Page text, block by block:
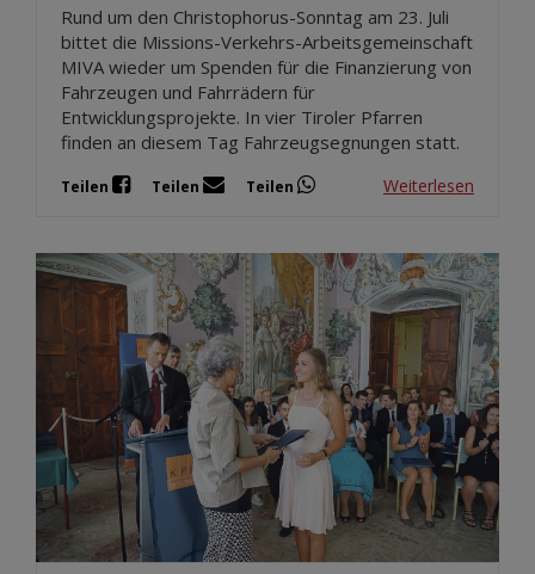
Rund um den Christophorus-Sonntag am 23. Juli
bittet die Missions-Verkehrs-Arbeitsgemeinschaft
MIVA wieder um Spenden für die Finanzierung von
Fahrzeugen und Fahrrädern für
Entwicklungsprojekte. In vier Tiroler Pfarren
finden an diesem Tag Fahrzeugsegnungen statt.
Teilen Teilen Teilen Weiterlesen